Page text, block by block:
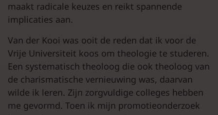
maakt radicale keuzes en reikt spannende
implicaties aan.
Van der Kooi was ooit de reden dat ik voor de
Vrije Universiteit koos om theologie te studeren.
Een systematisch theoloog die ook theoloog van
de charismatische vernieuwing was, daarvan
wilde ik leren. Zijn zorgvuldige colleges hebben
me gevormd. Toen ik mijn promotieonderzoek